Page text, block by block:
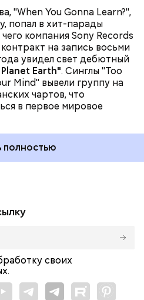
"When You Gonna Learn?",
попал в хит-парады
компания Sony Records
на запись восьми
увидел свет дебютный
Earth". Синглы "Too
Mind" вывели группу на
чартов, что
в первое мировое
полностью
своих